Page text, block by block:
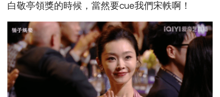
白敬亭領獎的時候，當然要cue我們宋軼啊！